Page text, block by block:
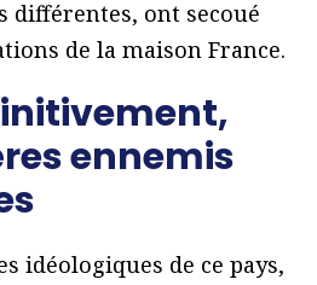
différentes, ont secoué
de la maison France.
ennemis
idéologiques de ce pays,